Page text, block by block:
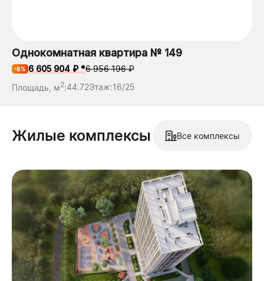
Однокомнатная квартира № 149
-6% 6 605 904 ₽ *6 956 196 ₽
Площадь, м2:44.72Этаж:16/25
Жилые комплексы Все комплексы